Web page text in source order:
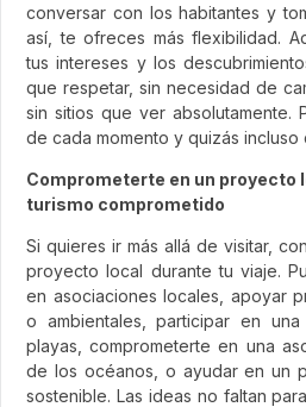
conversar con los habitantes y
así, te ofreces más flexibilidad.
tus intereses y los
que respetar, sin necesidad de
sin sitios que ver absolutamente.
de cada momento y quizás incluso
Comprometerte en un proyecto
turismo comprometido
Si quieres ir más allá de visitar,
proyecto local durante tu viaje.
en asociaciones locales, apoyar
o ambientales, participar en
playas, comprometerte en una
de los océanos, o ayudar en un
sostenible. Las ideas no faltan